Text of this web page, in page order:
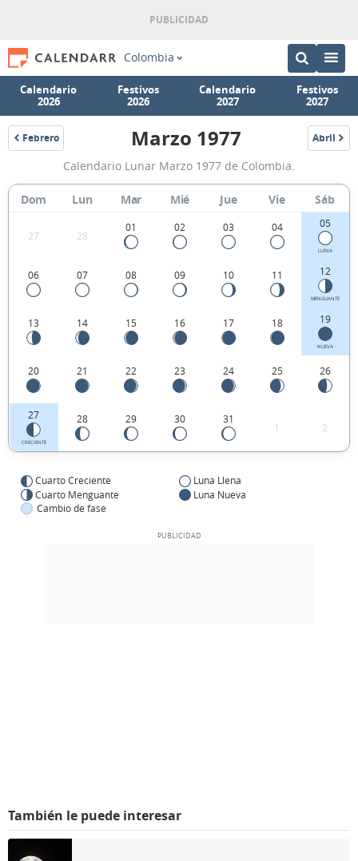
Colombia
Calendario
2026
Festivos
2026
Calendario
2027
Festivos
2027
Febrero
1977
Calendario
Lunar
Marzo
de
Colombia.
Marzo 1977 Abril
1977
Calendario Lunar Marzo 1977 de Colombia.
Dom Lun Mar Mié Jue Vie Sáb
27 28
01 02 03 04 05
LLENA
06 07 08 09 10 11 12
MENGUANTE
13 14 15 16 17 18 19
NUEVA
20 21 22 23 24 25 26
27
CRECIENTE
28 29 30 31
1 2
Cuarto Creciente
Luna Llena
Cuarto Menguante
Luna Nueva
Cambio de fase
También le puede interesar